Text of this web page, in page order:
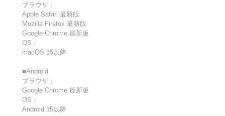
ブラウザ：
Apple Safari 最新版
Mozilla Firefox 最新版
Google Chrome 最新版
OS：
macOS 15以降
■Android
ブラウザ：
Google Chrome 最新版
OS：
Android 15以降